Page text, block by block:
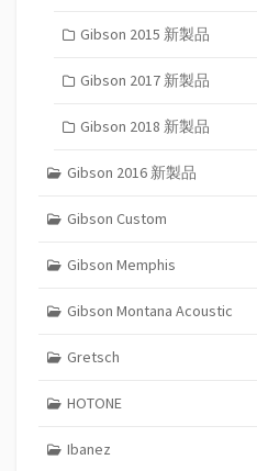
Gibson 2015 新製品
Gibson 2017 新製品
Gibson 2018 新製品
Gibson 2016 新製品
Gibson Custom
Gibson Memphis
Gibson Montana Acoustic
Gretsch
HOTONE
Ibanez